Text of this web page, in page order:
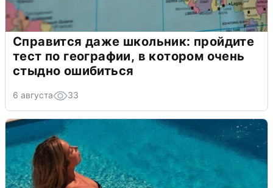
Справится даже школьник: пройдите
тест по географии, в котором очень
стыдно ошибиться
6 августа 33